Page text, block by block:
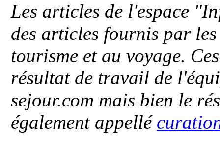
Les articles de l'espace
des articles fournis par
tourisme et au voyage.
résultat de travail de
sejour.com mais bien le
également appellé